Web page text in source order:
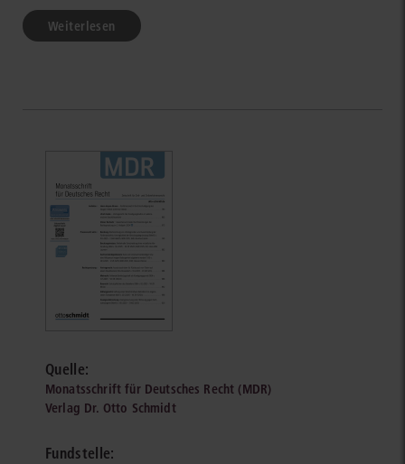
Weiterlesen
Quelle:
Monatsschrift für Deutsches Recht (MDR)
Verlag Dr. Otto Schmidt
Fundstelle: